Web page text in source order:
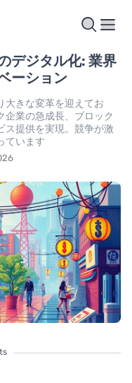
デジタル化: 業界
ーション
大きな変革を迎えてお
企業の急成長、ブロック
ス提供を実現。競争が激
ています